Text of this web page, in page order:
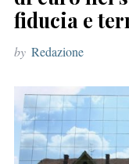
o
r
:
fiducia e
by Redazione